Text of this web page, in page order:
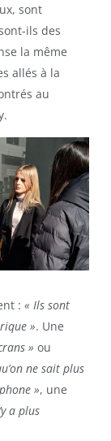
sont
ils des
la même
allés à la
au
: « Ils sont
». Une
» ou
ne sait plus
», une
a plus